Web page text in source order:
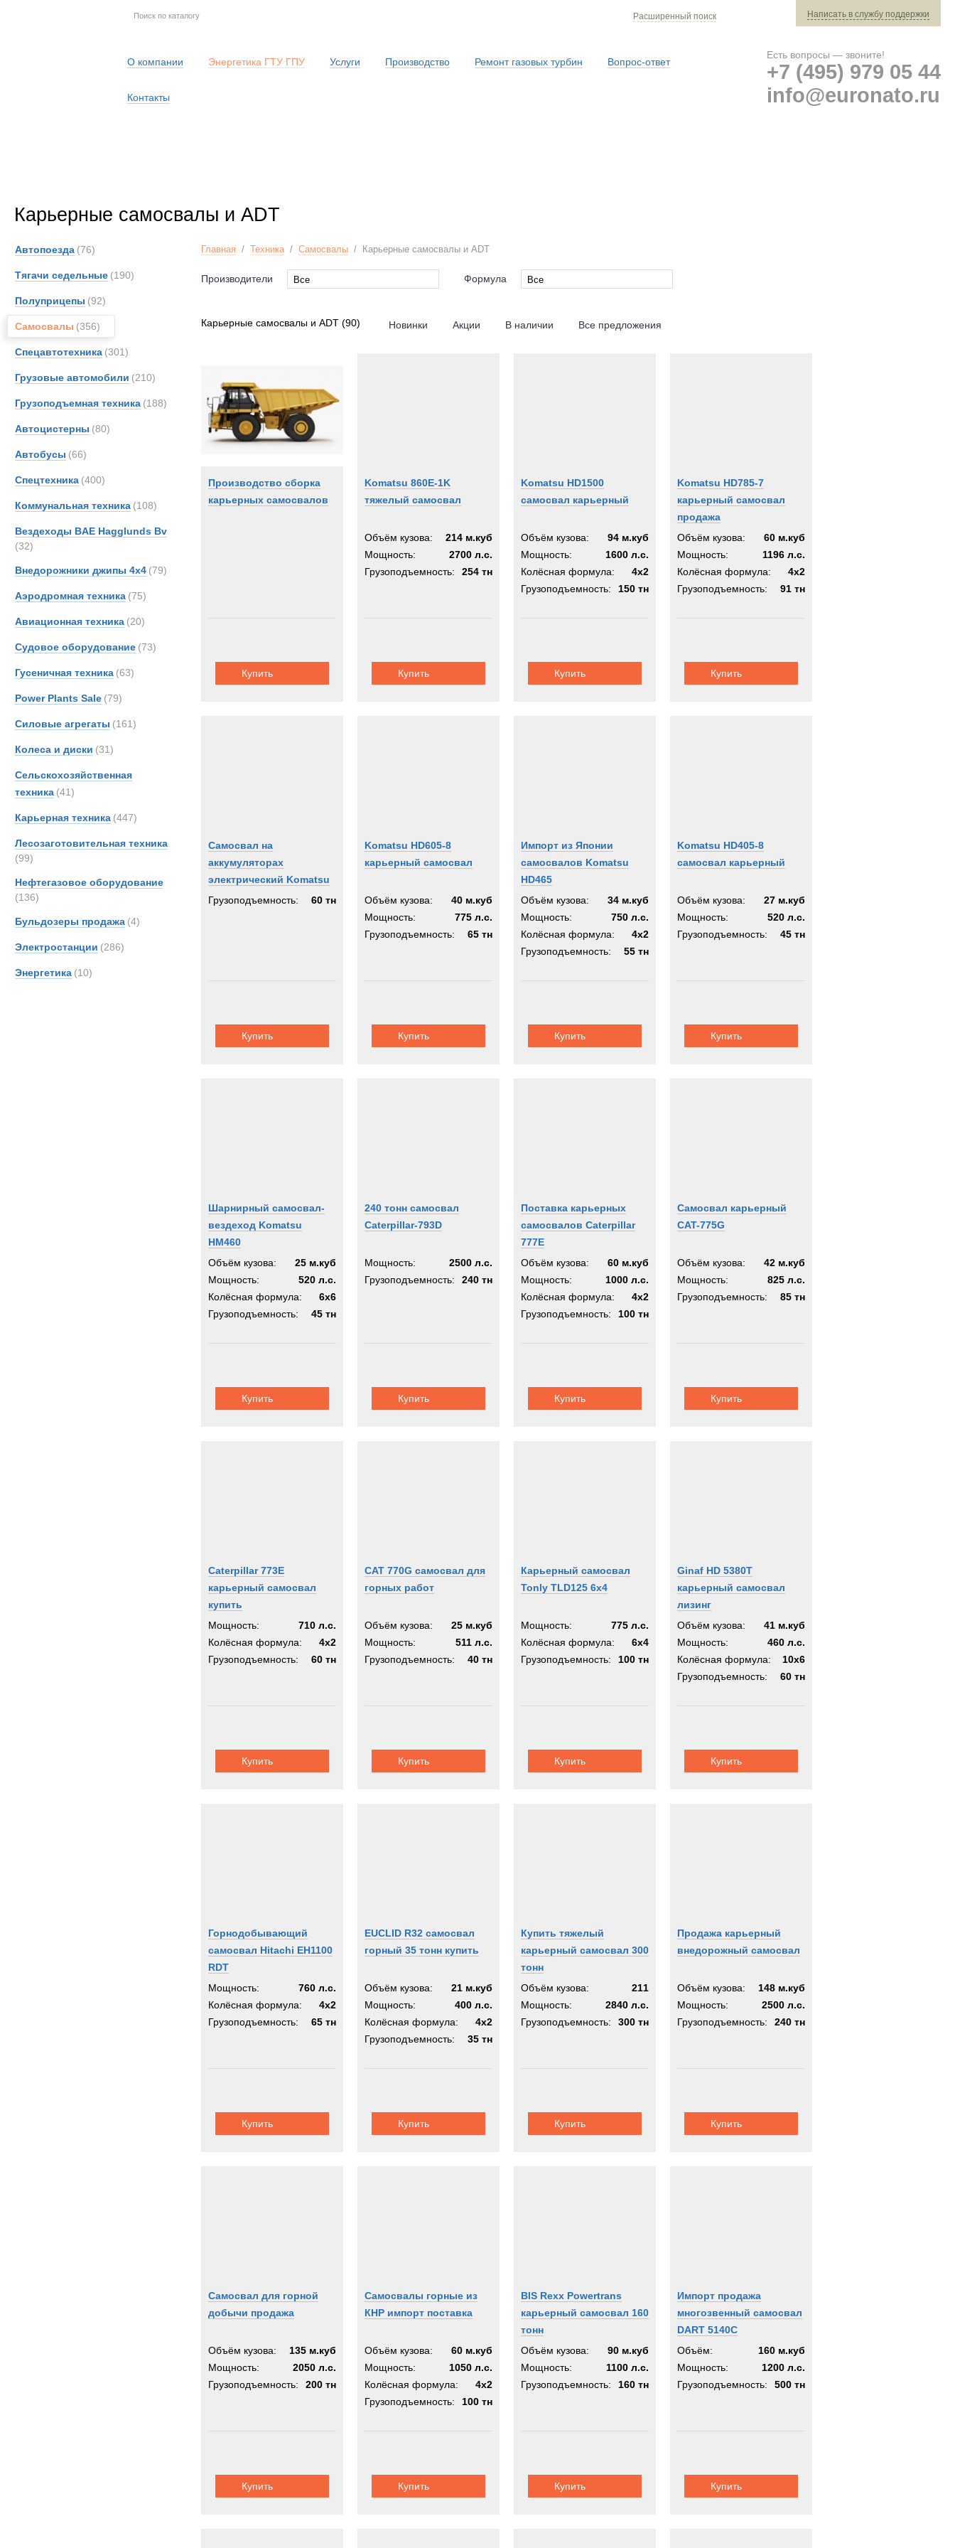
Расширенный поиск Написать в службу поддержки
О компании Энергетика ГТУ ГПУ Услуги Производство Ремонт газовых турбин Вопрос-ответ
Контакты
Есть вопросы — звоните!
+7 (495) 979 05 44
info@euronato.ru
Карьерные самосвалы и ADT
Автопоезда (76)
Тягачи седельные (190)
Полуприцепы (92)
Самосвалы (356)
Спецавтотехника (301)
Грузовые автомобили (210)
Грузоподъемная техника (188)
Автоцистерны (80)
Автобусы (66)
Спецтехника (400)
Коммунальная техника (108)
Вездеходы BAE Hagglunds Bv
(32)
Внедорожники джипы 4х4 (79)
Аэродромная техника (75)
Авиационная техника (20)
Судовое оборудование (73)
Гусеничная техника (63)
Power Plants Sale (79)
Силовые агрегаты (161)
Колеса и диски (31)
Сельскохозяйственная
техника (41)
Карьерная техника (447)
Лесозаготовительная техника
(99)
Нефтегазовое оборудование
(136)
Бульдозеры продажа (4)
Электростанции (286)
Энергетика (10)
Главная / Техника/ Самосвалы / Карьерные самосвалы и ADT
Производители
Все
Foden
Ginaf
Haulamatic
Iveco
Sisu
TATRA
Формула
Все
10x10
Карьерные самосвалы и ADT (90) Новинки Акции В наличии Все предложения
Производство сборка
карьерных самосвалов
Купить
Komatsu 860E-1K
тяжелый самосвал
Объём кузова:
214 м.куб
Мощность:
2700 л.с.
Грузоподъемность:
254 тн
Купить
Komatsu HD1500
самосвал карьерный
Объём кузова:
94 м.куб
Мощность:
1600 л.с.
Колёсная формула:
4х2
Грузоподъемность:
150 тн
Купить
Komatsu HD785-7
карьерный самосвал
продажа
Объём кузова:
60 м.куб
Мощность:
1196 л.с.
Колёсная формула:
4х2
Грузоподъемность:
91 тн
Купить
Самосвал на
аккумуляторах
электрический Komatsu
HD605
Грузоподъемность: 60 тн
Купить
Komatsu HD605-8
карьерный самосвал
Объём кузова:
40 м.куб
Мощность:
775 л.с.
Грузоподъемность:
65 тн
Купить
Импорт из Японии
самосвалов Komatsu
HD465
Объём кузова:
34 м.куб
Мощность:
750 л.с.
Колёсная формула:
4х2
Грузоподъемность:
55 тн
Купить
Komatsu HD405-8
самосвал карьерный
Объём кузова:
27 м.куб
Мощность:
520 л.с.
Грузоподъемность:
45 тн
Купить
Шарнирный самосвал-
вездеход Komatsu
HM460
Объём кузова:
25 м.куб
Мощность:
520 л.с.
Колёсная формула:
6x6
Грузоподъемность:
45 тн
Купить
240 тонн самосвал
Caterpillar-793D
Мощность:
2500 л.с.
Грузоподъемность:
240 тн
Купить
Поставка карьерных
самосвалов Caterpillar
777E
Объём кузова:
60 м.куб
Мощность:
1000 л.с.
Колёсная формула:
4х2
Грузоподъемность:
100 тн
Купить
Самосвал карьерный
CAT-775G
Объём кузова:
42 м.куб
Мощность:
825 л.с.
Грузоподъемность:
85 тн
Купить
Caterpillar 773E
карьерный самосвал
купить
Мощность:
710 л.с.
Колёсная формула:
4х2
Грузоподъемность:
60 тн
Купить
CAT 770G самосвал для
горных работ
Объём кузова:
25 м.куб
Мощность:
511 л.с.
Грузоподъемность:
40 тн
Купить
Карьерный самосвал
Tonly TLD125 6x4
Мощность:
775 л.с.
Колёсная формула:
6x4
Грузоподъемность:
100 тн
Купить
Ginaf HD 5380T
карьерный самосвал
лизинг
Объём кузова:
41 м.куб
Мощность:
460 л.с.
Колёсная формула:
10x6
Грузоподъемность:
60 тн
Купить
Горнодобывающий
самосвал Hitachi EH1100
RDT
Мощность:
760 л.с.
Колёсная формула:
4х2
Грузоподъемность:
65 тн
Купить
EUCLID R32 самосвал
горный 35 тонн купить
Объём кузова:
21 м.куб
Мощность:
400 л.с.
Колёсная формула:
4х2
Грузоподъемность:
35 тн
Купить
Купить тяжелый
карьерный самосвал 300
тонн
Объём кузова:
211
Мощность:
2840 л.с.
Грузоподъемность:
300 тн
Купить
Продажа карьерный
внедорожный самосвал
Объём кузова:
148 м.куб
Мощность:
2500 л.с.
Грузоподъемность:
240 тн
Купить
Самосвал для горной
добычи продажа
Объём кузова:
135 м.куб
Мощность:
2050 л.с.
Грузоподъемность:
200 тн
Купить
Самосвалы горные из
КНР импорт поставка
Объём кузова:
60 м.куб
Мощность:
1050 л.с.
Колёсная формула:
4х2
Грузоподъемность:
100 тн
Купить
BIS Rexx Powertrans
карьерный самосвал 160
тонн
Объём кузова:
90 м.куб
Мощность:
1100 л.с.
Грузоподъемность:
160 тн
Купить
Импорт продажа
многозвенный самосвал
DART 5140C
Объём:
160 м.куб
Мощность:
1200 л.с.
Грузоподъемность:
500 тн
Купить